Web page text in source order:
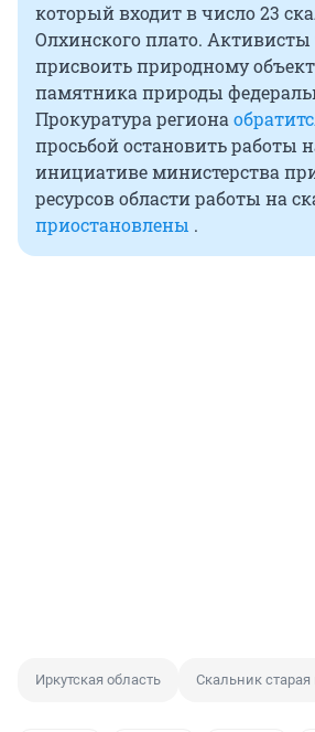
который входит в число 23
Олхинского плато. Активисты
присвоить природному
памятника природы
Прокуратура региона
просьбой остановить работы
инициативе министерства
ресурсов области работы на
приостановлены .
Иркутская область Скальник старая